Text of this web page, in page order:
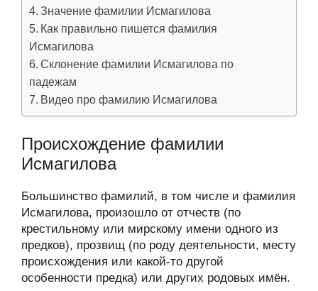
Значение фамилии Исмагилова
Как правильно пишется фамилия
Исмагилова
Склонение фамилии Исмагилова по
падежам
Видео про фамилию Исмагилова
Происхождение фамилии
Исмагилова
Большинство фамилий, в том числе и фамилия
Исмагилова, произошло от отчеств (по
крестильному или мирскому имени одного из
предков), прозвищ (по роду деятельности, месту
происхождения или какой-то другой
особенности предка) или других родовых имён.